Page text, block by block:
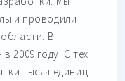
и проводили
В
2009 году. С тех
тысяч единиц